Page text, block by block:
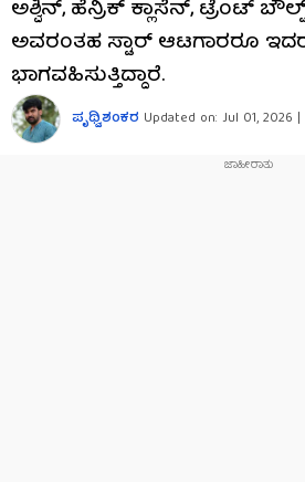
ಅಶ್ವಿನ್, ಹೆನ್ರಿಕ್ ಕ್ಲಾಸೆನ್, ಟ್ರೆಂಟ್
ಅವರಂತಹ ಸ್ಟಾರ್ ಆಟಗಾರರೂ
ಭಾಗವಹಿಸುತ್ತಿದ್ದಾರೆ.
ಪೃಥ್ವಿಶಂಕರ Updated on: Jul 01, 2026